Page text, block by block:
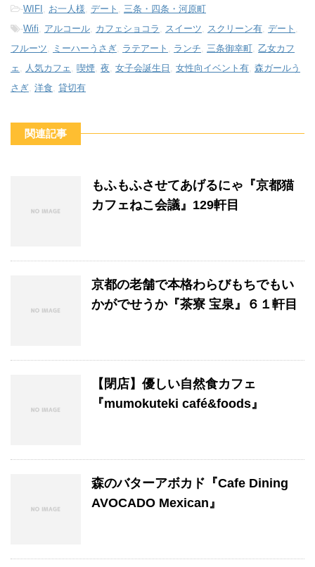
-WIFI お一人様 デート
三条・四条・河原町
-Wifi アルコール カフェショコラ スイーツ スクリーン有 デート
フルーツ
ミーハーうさぎ ラテアート ランチ 三条御幸町 乙女カフ
ェ
人気カフェ 喫煙 夜 女子会誕生日 女性向イベント有 森ガールう
さぎ 洋食 貸切有
関連記事
もふもふさせてあげるにゃ『京都猫
カフェねこ会議』129軒目
京都の老舗で本格わらびもちでもい
かがでせうか『茶寮 宝泉』６１軒目
【閉店】優しい自然食カフェ
『mumokuteki café&foods』
森のバターアボカド『Cafe Dining
AVOCADO Mexican』